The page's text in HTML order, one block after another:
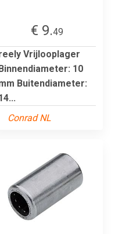
€ 9.49
Vrijlooplager
10
Buitendiameter:
Conrad NL